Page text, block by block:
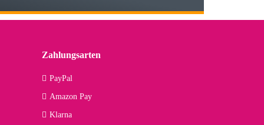
kommenden Jahren herausstellen. Spannend wird es falls
Zahlungsarten
PayPal
Amazon Pay
Klarna